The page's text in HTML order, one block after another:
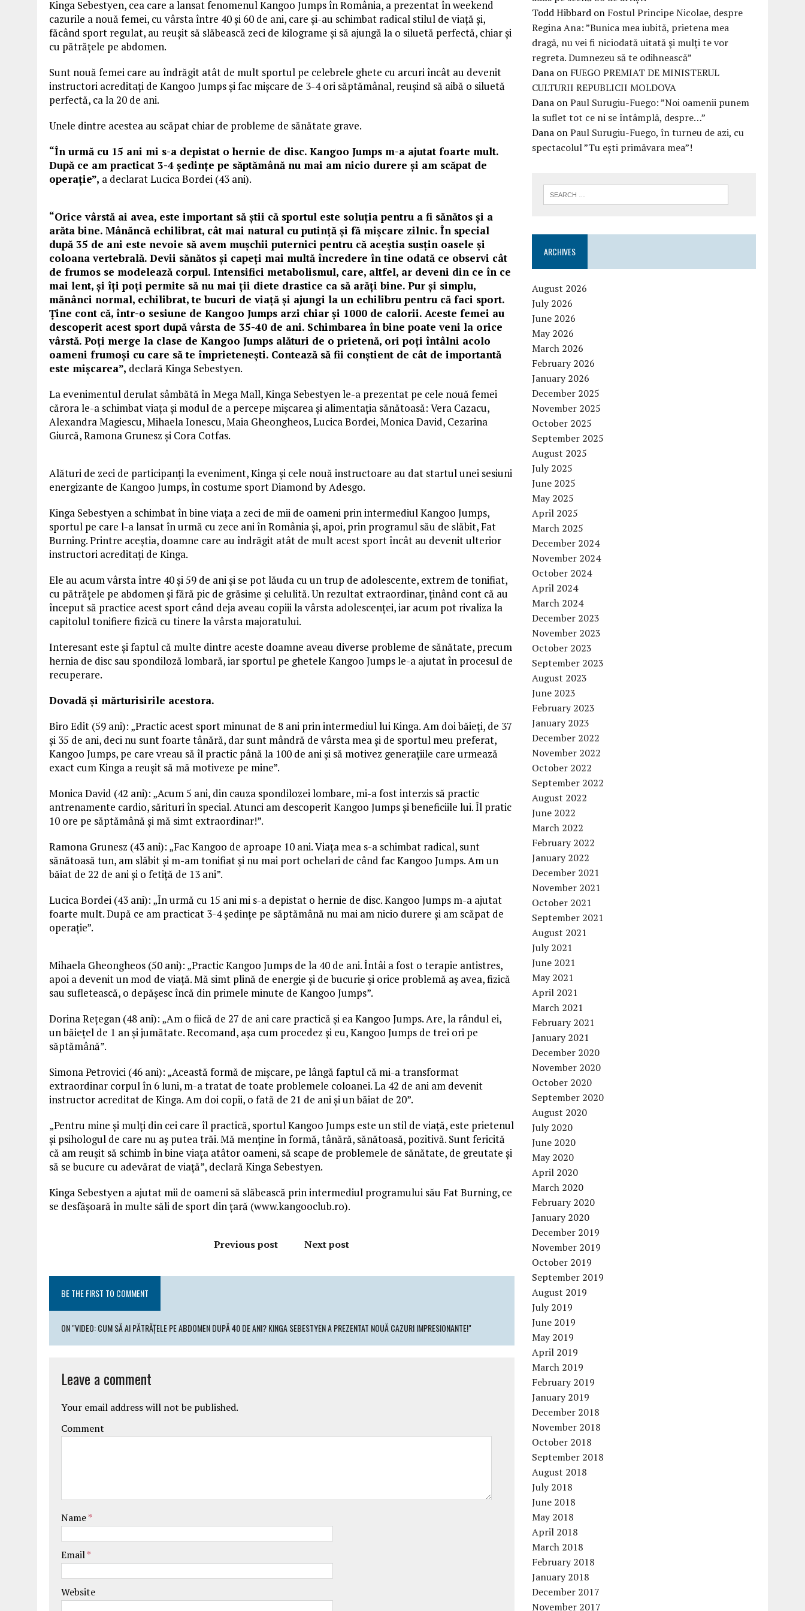
Kinga Sebestyen, cea care a lansat fenomenul Kangoo Jumps în România, a prezentat în weekend
cazurile a nouă femei, cu vârsta între 40 și 60 de ani, care și-au schimbat radical stilul de viață și,
făcând sport regulat, au reușit să slăbească zeci de kilograme și să ajungă la o siluetă perfectă, chiar și
cu pătrățele pe abdomen.
Sunt nouă femei care au îndrăgit atât de mult sportul pe celebrele ghete cu arcuri încât au devenit
instructori acreditați de Kangoo Jumps și fac mișcare de 3-4 ori săptămânal, reușind să aibă o siluetă
perfectă, ca la 20 de ani.
Unele dintre acestea au scăpat chiar de probleme de sănătate grave.
“În urmă cu 15 ani mi s-a depistat o hernie de disc. Kangoo Jumps m-a ajutat foarte mult.
După ce am practicat 3-4 ședințe pe săptămână nu mai am nicio durere și am scăpat de
operație”, a declarat Lucica Bordei (43 ani).
“Orice vârstă ai avea, este important să știi că sportul este soluția pentru a fi sănătos și a
arăta bine. Mânăncă echilibrat, cât mai natural cu putință și fă mișcare zilnic. În special
după 35 de ani este nevoie să avem mușchii puternici pentru că aceștia susțin oasele și
coloana vertebrală. Devii sănătos și capeți mai multă încredere în tine odată ce observi cât
de frumos se modelează corpul. Intensifici metabolismul, care, altfel, ar deveni din ce în ce
mai lent, și îți poți permite să nu mai ții diete drastice ca să arăți bine. Pur și simplu,
mănânci normal, echilibrat, te bucuri de viață și ajungi la un echilibru pentru că faci sport.
Ține cont că, într-o sesiune de Kangoo Jumps arzi chiar și 1000 de calorii. Aceste femei au
descoperit acest sport după vârsta de 35-40 de ani. Schimbarea în bine poate veni la orice
vârstă. Poți merge la clase de Kangoo Jumps alături de o prietenă, ori poți întâlni acolo
oameni frumoși cu care să te împrietenești. Contează să fii conștient de cât de importantă
este mișcarea”, declară Kinga Sebestyen.
La evenimentul derulat sâmbătă în Mega Mall, Kinga Sebestyen le-a prezentat pe cele nouă femei
cărora le-a schimbat viața și modul de a percepe mișcarea și alimentația sănătoasă: Vera Cazacu,
Alexandra Magiescu, Mihaela Ionescu, Maia Gheongheos, Lucica Bordei, Monica David, Cezarina
Giurcă, Ramona Grunesz și Cora Cotfas.
Alături de zeci de participanți la eveniment, Kinga și cele nouă instructoare au dat startul unei sesiuni
energizante de Kangoo Jumps, în costume sport Diamond by Adesgo.
Kinga Sebestyen a schimbat în bine viața a zeci de mii de oameni prin intermediul Kangoo Jumps,
sportul pe care l-a lansat în urmă cu zece ani în România și, apoi, prin programul său de slăbit, Fat
Burning. Printre aceștia, doamne care au îndrăgit atât de mult acest sport încât au devenit ulterior
instructori acreditați de Kinga.
Ele au acum vârsta între 40 și 59 de ani și se pot lăuda cu un trup de adolescente, extrem de tonifiat,
cu pătrățele pe abdomen și fără pic de grăsime și celulită. Un rezultat extraordinar, ținând cont că au
început să practice acest sport când deja aveau copiii la vârsta adolescenței, iar acum pot rivaliza la
capitolul tonifiere fizică cu tinere la vârsta majoratului.
Interesant este și faptul că multe dintre aceste doamne aveau diverse probleme de sănătate, precum
hernia de disc sau spondiloză lombară, iar sportul pe ghetele Kangoo Jumps le-a ajutat în procesul de
recuperare.
Dovadă și mărturisirile acestora.
Biro Edit (59 ani): „Practic acest sport minunat de 8 ani prin intermediul lui Kinga. Am doi băieți, de 37
și 35 de ani, deci nu sunt foarte tânără, dar sunt mândră de vârsta mea și de sportul meu preferat,
Kangoo Jumps, pe care vreau să îl practic până la 100 de ani și să motivez generațiile care urmează
exact cum Kinga a reușit să mă motiveze pe mine”.
Monica David (42 ani): „Acum 5 ani, din cauza spondilozei lombare, mi-a fost interzis să practic
antrenamente cardio, sărituri în special. Atunci am descoperit Kangoo Jumps și beneficiile lui. Îl pratic
10 ore pe săptămână și mă simt extraordinar!”.
Ramona Grunesz (43 ani): „Fac Kangoo de aproape 10 ani. Viața mea s-a schimbat radical, sunt
sănătoasă tun, am slăbit și m-am tonifiat și nu mai port ochelari de când fac Kangoo Jumps. Am un
băiat de 22 de ani și o fetiță de 13 ani”.
Lucica Bordei (43 ani): „În urmă cu 15 ani mi s-a depistat o hernie de disc. Kangoo Jumps m-a ajutat
foarte mult. După ce am practicat 3-4 ședințe pe săptămână nu mai am nicio durere și am scăpat de
operație”.
Mihaela Gheongheos (50 ani): „Practic Kangoo Jumps de la 40 de ani. Întâi a fost o terapie antistres,
apoi a devenit un mod de viață. Mă simt plină de energie și de bucurie și orice problemă aș avea, fizică
sau sufletească, o depășesc încă din primele minute de Kangoo Jumps”.
Dorina Rețegan (48 ani): „Am o fiică de 27 de ani care practică și ea Kangoo Jumps. Are, la rândul ei,
un băiețel de 1 an și jumătate. Recomand, așa cum procedez și eu, Kangoo Jumps de trei ori pe
săptămână”.
Simona Petrovici (46 ani): „Această formă de mișcare, pe lângă faptul că mi-a transformat
extraordinar corpul în 6 luni, m-a tratat de toate problemele coloanei. La 42 de ani am devenit
instructor acreditat de Kinga. Am doi copii, o fată de 21 de ani și un băiat de 20”.
„Pentru mine și mulți din cei care îl practică, sportul Kangoo Jumps este un stil de viață, este prietenul
și psihologul de care nu aș putea trăi. Mă menține în formă, tânără, sănătoasă, pozitivă. Sunt fericită
că am reușit să schimb în bine viața atâtor oameni, să scape de problemele de sănătate, de greutate și
să se bucure cu adevărat de viață”, declară Kinga Sebestyen.
Kinga Sebestyen a ajutat mii de oameni să slăbească prin intermediul programului său Fat Burning, ce
se desfășoară în multe săli de sport din țară (www.kangooclub.ro).
Previous post Next post
BE THE FIRST TO COMMENT
ON "VIDEO: CUM SĂ AI PĂTRĂȚELE PE ABDOMEN DUPĂ 40 DE ANI? KINGA SEBESTYEN A PREZENTAT NOUĂ CAZURI IMPRESIONANTE!"
Leave a comment
Your email address will not be published.
Comment
Name*
Email*
Website
Todd Hibbard on Fostul Principe Nicolae, despre
Regina Ana: ”Bunica mea iubită, prietena mea
dragă, nu vei fi niciodată uitată şi mulţi te vor
regreta. Dumnezeu să te odihnească”
Dana on FUEGO PREMIAT DE MINISTERUL
CULTURII REPUBLICII MOLDOVA
Dana onPaul Surugiu-Fuego: ”Noi oamenii punem
la suflet tot ce ni se întâmplă, despre…”
Dana onPaul Surugiu-Fuego, în turneu de azi, cu
spectacolul ”Tu ești primăvara mea”!
ARCHIVES
August 2026
July 2026
June 2026
May 2026
March 2026
February 2026
January 2026
December 2025
November 2025
October 2025
September 2025
August 2025
July 2025
June 2025
May 2025
April 2025
March 2025
December 2024
November 2024
October 2024
April 2024
March 2024
December 2023
November 2023
October 2023
September 2023
August 2023
June 2023
February 2023
January 2023
December 2022
November 2022
October 2022
September 2022
August 2022
June 2022
March 2022
February 2022
January 2022
December 2021
November 2021
October 2021
September 2021
August 2021
July 2021
June 2021
May 2021
April 2021
March 2021
February 2021
January 2021
December 2020
November 2020
October 2020
September 2020
August 2020
July 2020
June 2020
May 2020
April 2020
March 2020
February 2020
January 2020
December 2019
November 2019
October 2019
September 2019
August 2019
July 2019
June 2019
May 2019
April 2019
March 2019
February 2019
January 2019
December 2018
November 2018
October 2018
September 2018
August 2018
July 2018
June 2018
May 2018
April 2018
March 2018
February 2018
January 2018
December 2017
November 2017